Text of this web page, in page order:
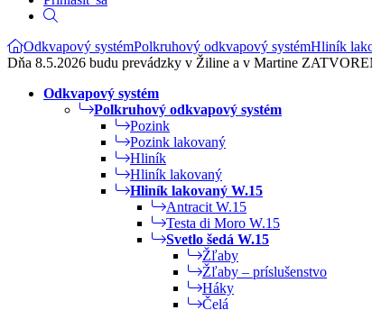
Odkvapový systémPolkruhový odkvapový systémHliník
Dňa 8.5.2026 budu prevádzky v Žiline a v Martine
Odkvapový systém
Polkruhový odkvapový systém
Pozink
Pozink lakovaný
Hliník
Hliník lakovaný
Hliník lakovaný W.15
Antracit W.15
Testa di Moro W.15
Svetlo šedá W.15
Žľaby
Žľaby – príslušenstvo
Háky
Čelá